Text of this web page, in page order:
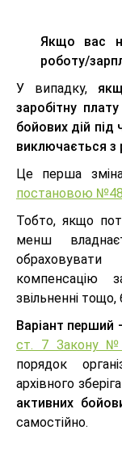
Якщо вас
роботу/
У випадку,
заробітну
бойових дій під
виключається з
Це перша
постановою
Тобто, якщо
менш
компенсацію
звільненні
Варіант перший
ст. 7 Закону
порядок
архівного
активних
самостійно.